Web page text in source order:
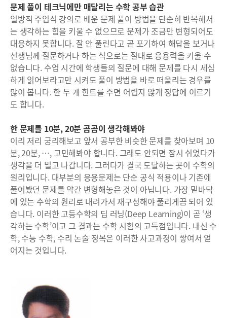
문제 풀이 테크닉에만 매달리는 수학 공부 습관
일방적 주입식 강의로 배운 문제 풀이 방법을 단순히 반복해서
는 생각하는 힘을 키울 수 없으므로 문제가 조금만 변형되어도
대응하지 못합니다. 잘 안 풀린다고 곧 포기하여 해답을 보거나
선생님께 질문하거나 하는 식으로는 절대로 응용력을 키울 수
없습니다. 수업 시간에 학생들의 질문에 대해 문제를 다시 세심
하게 읽어보라고만 시켜도 풀이 방법을 바로 떠올리는 경우를
많이 봅니다. 한 두 개 힌트를 주면 어렵지 않게 정답에 이르기
도 합니다.
한 문제를 10분, 20분 곰곰이 생각해봐야
이리 저리 궁리해보고 앞서 공부한 비슷한 문제를 찾아보며 10
분, 20분, …, 고민해봐야 합니다. 그래도 안되면 잠시 쉬었다가
생각을 더 밀고 나갑니다. 그러다가 결국 도달하는 곳이 수학의
원리입니다. 대부분의 응용문제는 단순 공식 적용이나 기존에
풀어봤던 문제를 약간 변형해놓은 것이 아닙니다. 가장 밑바닥
에 있는 수학의 원리로 내려가서 재구성해야 풀리게끔 되어 있
습니다. 이러한 고등수학의 딥 러닝(Deep Learning)이 곧 ‘생
각하는 수학’이고 그 결과는 수학 시험의 고득점입니다. 내신 수
학, 수능 수학, 수리 논술 정복은 이러한 사고과정이 쌓여서 얻
어지는 것입니다.